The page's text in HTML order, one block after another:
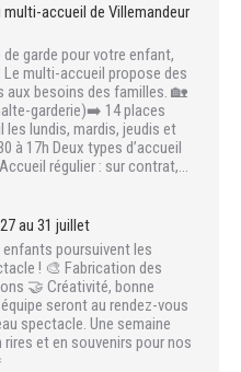
accueil de Villemandeur
de garde pour votre enfant,
Le multi-accueil propose des
aux besoins des familles. 🏡
garderie)➡️ 14 places
les lundis, mardis, jeudis et
à 17h Deux types d’accueil
régulier : sur contrat,…
au 31 juillet
poursuivent les
! 🎨 Fabrication des
🤝 Créativité, bonne
seront au rendez-vous
spectacle. Une semaine
rires et en souvenirs pour nos